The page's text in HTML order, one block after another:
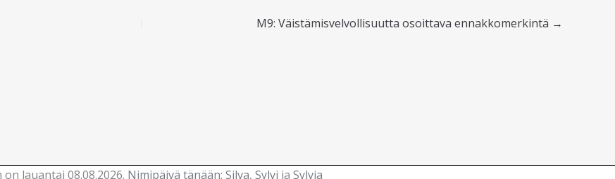
M9: Väistämisvelvollisuutta osoittava ennakkomerkintä →
on lauantai 08.08.2026. Nimipäivä tänään: Silva, Sylvi ja Sylvia